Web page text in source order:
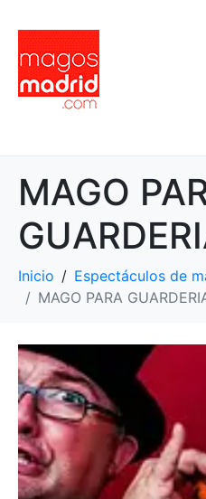
MAGO
Inicio
Espectáculos de
MAGO PARA